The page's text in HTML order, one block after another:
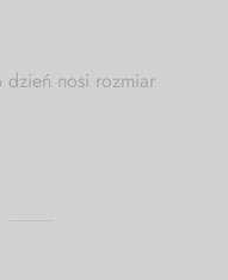
nosi rozmiar